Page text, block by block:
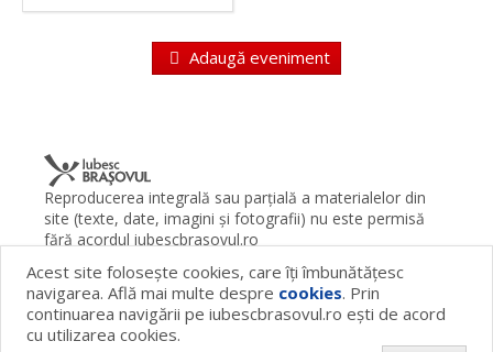
Adaugă eveniment
Reproducerea integrală sau parţială a materialelor din
site (texte, date, imagini şi fotografii) nu este permisă
fără acordul iubescbrasovul.ro
Termeni şi condiţii
Contact Despre proiect
FAQ
Cookies
Publicitate
© 2026 iubescbrasovul.ro
Acest site foloseşte cookies, care îţi îmbunătăţesc
navigarea. Află mai multe despre cookies. Prin
continuarea navigării pe iubescbrasovul.ro eşti de acord
cu utilizarea cookies.